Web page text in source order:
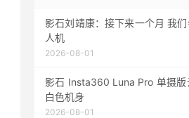
影石刘靖康：接下来一个月 我
人机
2026-08-01
影石 Insta360 Luna Pro 单摄版
白色机身
2026-08-01